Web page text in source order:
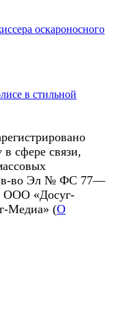
оскароносного
в стильной
сфере связи,
Св-во Эл № ФС 77—
ООО «Досуг-
Медиа» (О